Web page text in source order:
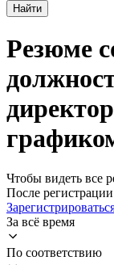
Найти
Резюме
Чтобы видеть все
После
За всё время
По соответствию